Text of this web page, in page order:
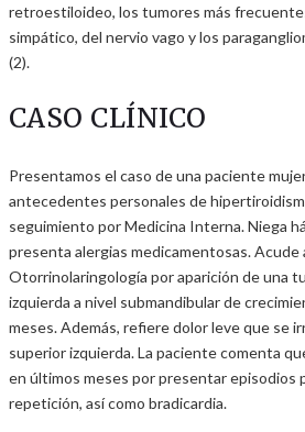
retroestiloideo, los tumores más
simpático, del nervio vago y los
(2).
CASO CLÍNICO
Presentamos el caso de una paciente
antecedentes personales de
seguimiento por Medicina Interna. Niega
presenta alergias medicamentosas. Acude
Otorrinolaringología por aparición de una
izquierda a nivel submandibular de
meses. Además, refiere dolor leve que se
superior izquierda. La paciente comenta
en últimos meses por presentar episodios
repetición, así como bradicardia.